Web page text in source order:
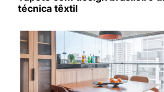
técnica têxtil